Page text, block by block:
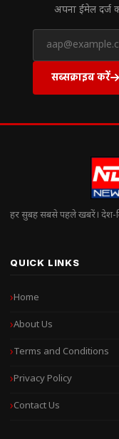
अपना ईमेल दर्ज
सब्सक्राइब करें
हर सुबह सबसे पहले खबरें। देश-
QUICK LINKS
Home
About Us
Terms and Conditions
Privacy Policy
Contact Us